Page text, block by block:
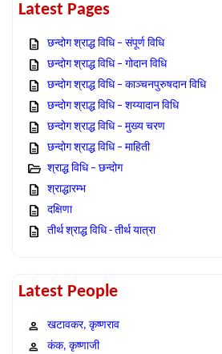
Latest Pages
छन्दोग श्राद्ध विधि – संपूर्ण विधि
छन्दोग श्राद्ध विधि – गोदान विधि
छन्दोग श्राद्ध विधि – काञ्चनपुरुषदान विधि
छन्दोग श्राद्ध विधि – शय्यादान विधि
छन्दोग श्राद्ध विधि – मुख्य चरण
छन्दोग श्राद्ध विधि – माहिती
श्राद्ध विधि – छन्दोग
श्राद्धारम्भ
दक्षिणा
तीर्थ श्राद्ध विधि - तीर्थ यात्रा
Latest People
खटावकर, कृष्णराव
कंक, कृष्णाजी